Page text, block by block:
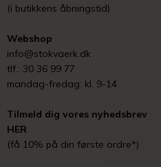
(i butikkens åbningstid)
Webshop
info@stokvaerk.dk
tlf.: 30 36 99 77
mandag-fredag: kl. 9-14
Tilmeld dig vores nyhedsbrev
HER
(få 10% på din første ordre*)